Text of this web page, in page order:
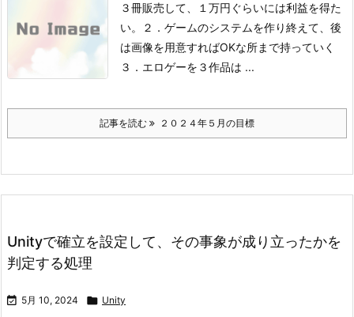
３冊販売して、１万円ぐらいには利益を得た
い。
２．ゲームのシステムを作り終えて、後
は画像を用意すればOKな所まで持っていく
３．エロゲーを３作品は ...
記事を読む ２０２４年５月の目標
Unityで確立を設定して、その事象が成り立ったかを
判定する処理
 5月 10, 2024  Unity